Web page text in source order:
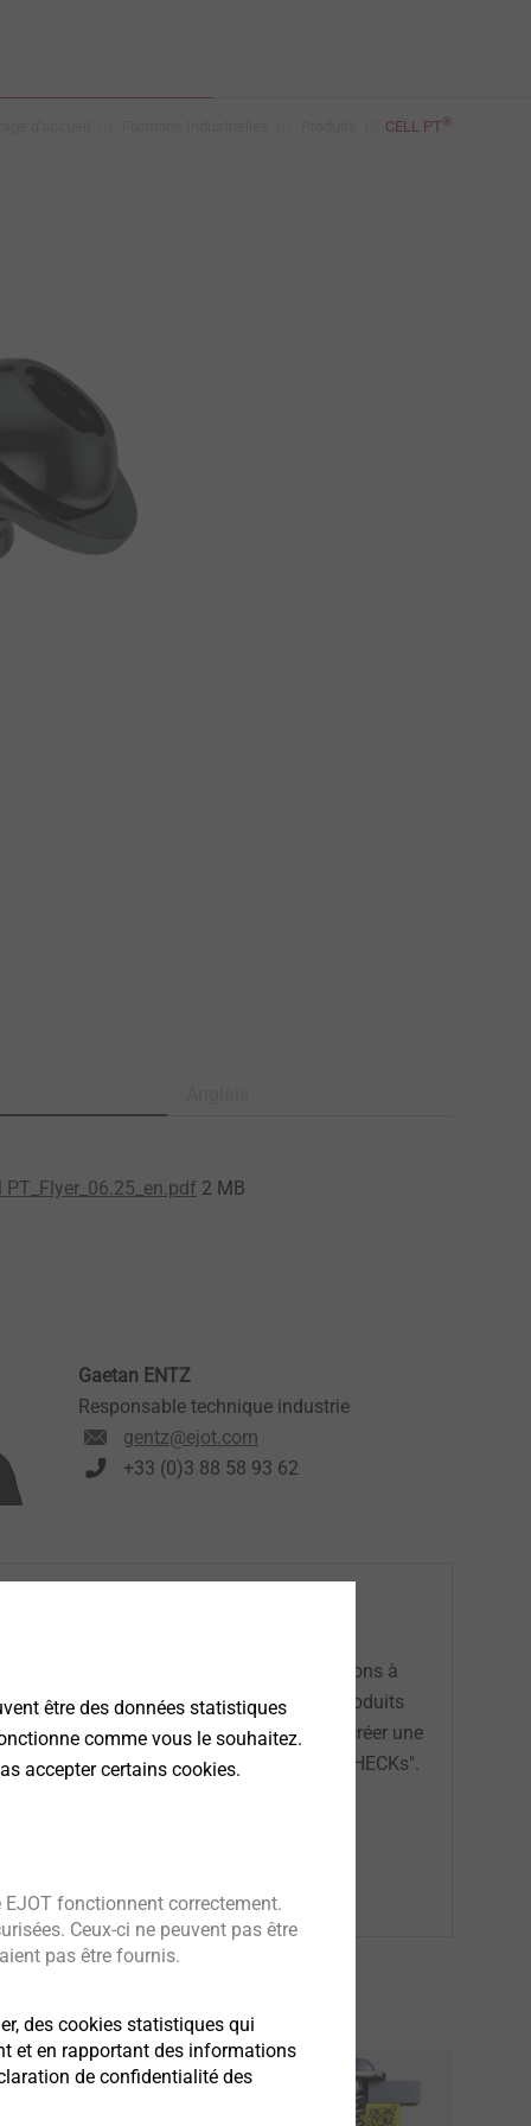
CELL PT®
PT_Flyer_06.25_en.pdf 2 MB
Gaetan ENTZ
Responsable technique industrie
gentz@ejot.com
+33 (0)3 88 58 93 62
aux nombreux services que nous mettons à
PDF des dessins techniques de nos produits
CAD & more vous offre la possibilité de créer une
faisabilité avec les "APPLICATION CHECKs".
être des données statistiques
comme vous le souhaitez.
accepter certains cookies.
fonctionnent correctement.
Ceux-ci ne peuvent pas être
pas être fournis.
des cookies statistiques qui
et en rapportant des informations
de confidentialité des